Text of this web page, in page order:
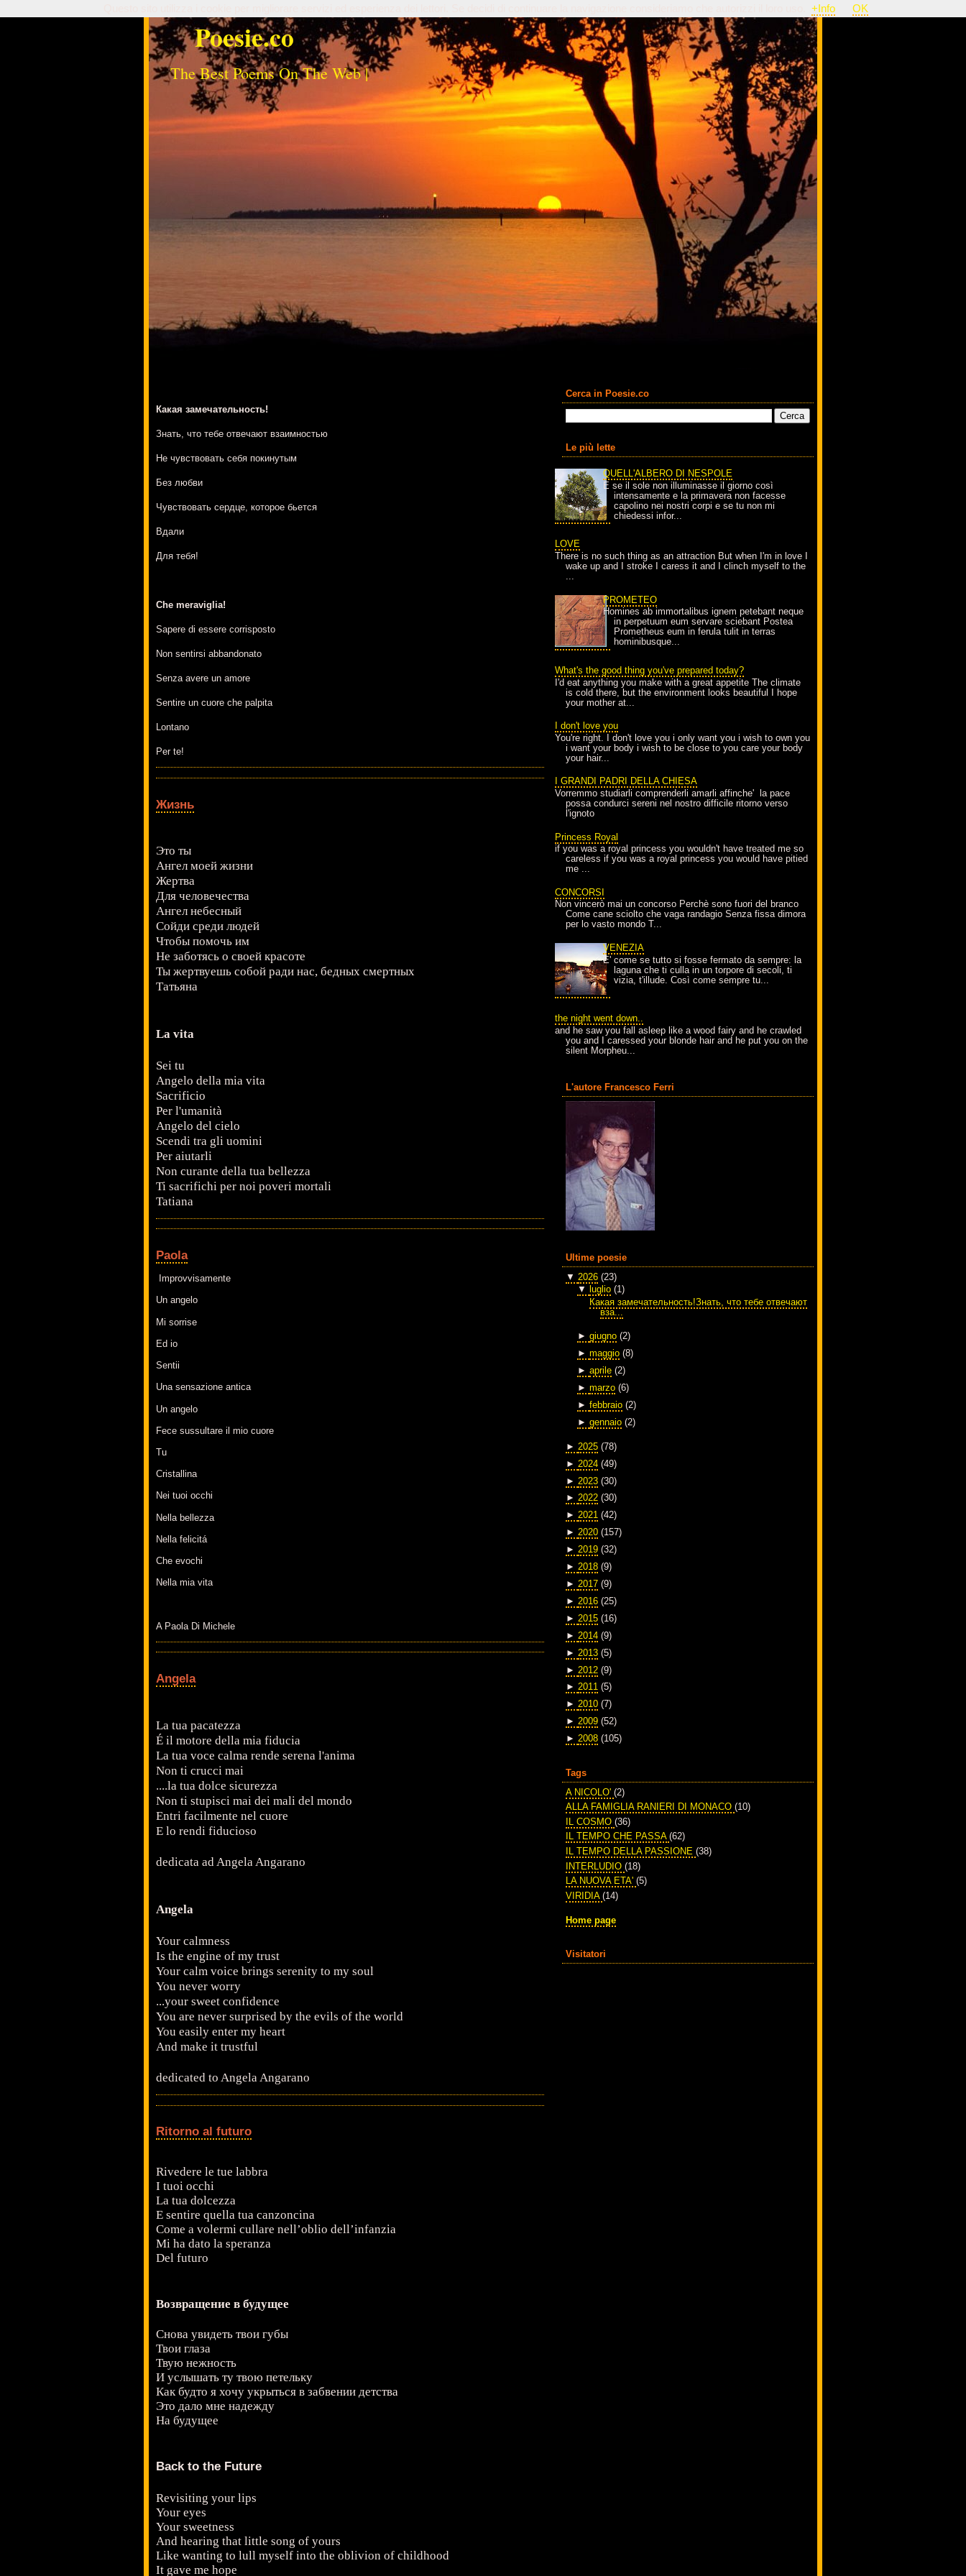
Poesie.co
The Best Poems On The Web |
Какая замечательность!
Знать, что тебе отвечают взаимностью
Не чувствовать себя покинутым
Без любви
Чувствовать сердце, которое бьется
Вдали
Для тебя!
Che meraviglia!
Sapere di essere corrisposto
Non sentirsi abbandonato
Senza avere un amore
Sentire un cuore che palpita
Lontano
Per te!
Жизнь
Это ты
Ангел моей жизни
Жертва
Для человечества
Ангел небесный
Сойди среди людей
Чтобы помочь им
Не заботясь о своей красоте
Ты жертвуешь собой ради нас, бедных смертных
Татьяна
La vita
Sei tu
Angelo della mia vita
Sacrificio
Per l'umanità
Angelo del cielo
Scendi tra gli uomini
Per aiutarli
Non curante della tua bellezza
Ti sacrifichi per noi poveri mortali
Tatiana
Paola
Improvvisamente
Un angelo
Mi sorrise
Ed io
Sentii
Una sensazione antica
Un angelo
Fece sussultare il mio cuore
Tu
Cristallina
Nei tuoi occhi
Nella bellezza
Nella felicitá
Che evochi
Nella mia vita
A Paola Di Michele
Angela
La tua pacatezza
É il motore della mia fiducia
La tua voce calma rende serena l'anima
Non ti crucci mai
....la tua dolce sicurezza
Non ti stupisci mai dei mali del mondo
Entri facilmente nel cuore
E lo rendi fiducioso
dedicata ad Angela Angarano
Angela
Your calmness
Is the engine of my trust
Your calm voice brings serenity to my soul
You never worry
...your sweet confidence
You are never surprised by the evils of the world
You easily enter my heart
And make it trustful
dedicated to Angela Angarano
Ritorno al futuro
Rivedere le tue labbra
I tuoi occhi
La tua dolcezza
E sentire quella tua canzoncina
Come a volermi cullare nell’oblio dell’infanzia
Mi ha dato la speranza
Del futuro
Возвращение в будущее
Снова увидеть твои губы
Твои глаза
Твую нежность
И услышать ту твою петельку
Как будто я хочу укрыться в забвении детства
Это дало мне надежду
На будущее
Back to the Future
Revisiting your lips
Your eyes
Your sweetness
And hearing that little song of yours
Like wanting to lull myself into the oblivion of childhood
It gave me hope
Cerca in Poesie.co
Le più lette
QUELL'ALBERO DI NESPOLE
E se il sole non illuminasse il giorno così
intensamente e la primavera non facesse
capolino nei nostri corpi e se tu non mi
chiedessi infor...
LOVE
There is no such thing as an attraction But when I'm in love I
wake up and I stroke I caress it and I clinch myself to the
...
PROMETEO
Homines ab immortalibus ignem petebant neque
in perpetuum eum servare sciebant Postea
Prometheus eum in ferula tulit in terras
hominibusque...
What's the good thing you've prepared today?
I'd eat anything you make with a great appetite The climate
is cold there, but the environment looks beautiful I hope
your mother at...
I don't love you
You're right. I don't love you i only want you i wish to own you
i want your body i wish to be close to you care your body
your hair...
I GRANDI PADRI DELLA CHIESA
Vorremmo studiarli comprenderli amarli affinche' la pace
possa condurci sereni nel nostro difficile ritorno verso
l'ignoto
Princess Royal
if you was a royal princess you wouldn't have treated me so
careless if you was a royal princess you would have pitied
me ...
CONCORSI
Non vincerò mai un concorso Perchè sono fuori del branco
Come cane sciolto che vaga randagio Senza fissa dimora
per lo vasto mondo T...
VENEZIA
E' come se tutto si fosse fermato da sempre: la
laguna che ti culla in un torpore di secoli, ti
vizia, t'illude. Così come sempre tu...
the night went down..
and he saw you fall asleep like a wood fairy and he crawled
you and I caressed your blonde hair and he put you on the
silent Morpheu...
L'autore Francesco Ferri
Ultime poesie
▼ 2026 (23)
▼
luglio (1)
Какая замечательность!Знать, что тебе отвечают
вза...
► giugno (2)
► maggio (8)
► aprile (2)
► marzo (6)
► febbraio (2)
► gennaio (2)
► 2025 (78)
► 2024 (49)
► 2023 (30)
► 2022 (30)
► 2021 (42)
► 2020 (157)
► 2019 (32)
► 2018 (9)
► 2017 (9)
► 2016 (25)
► 2015 (16)
► 2014 (9)
► 2013 (5)
► 2012 (9)
► 2011 (5)
► 2010 (7)
► 2009 (52)
► 2008 (105)
Tags
A NICOLO' (2)
ALLA FAMIGLIA RANIERI DI MONACO (10)
IL COSMO (36)
IL TEMPO CHE PASSA (62)
IL TEMPO DELLA PASSIONE (38)
INTERLUDIO (18)
LA NUOVA ETA' (5)
VIRIDIA (14)
Home page
Visitatori
+Info OK